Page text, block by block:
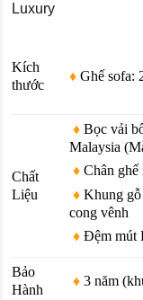
Luxury
Kích
thước
♦ Ghế sofa:
Chất
Liệu
♦ Bọc vải
Malaysia
♦ Chân ghế
♦ Khung gỗ
cong vênh
♦ Đệm mút
Bảo
Hành
♦3 năm